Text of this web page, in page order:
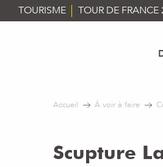
Aller
au
TOURISME TOUR DE FRANCE
Accueil À voir à faire
Scupture